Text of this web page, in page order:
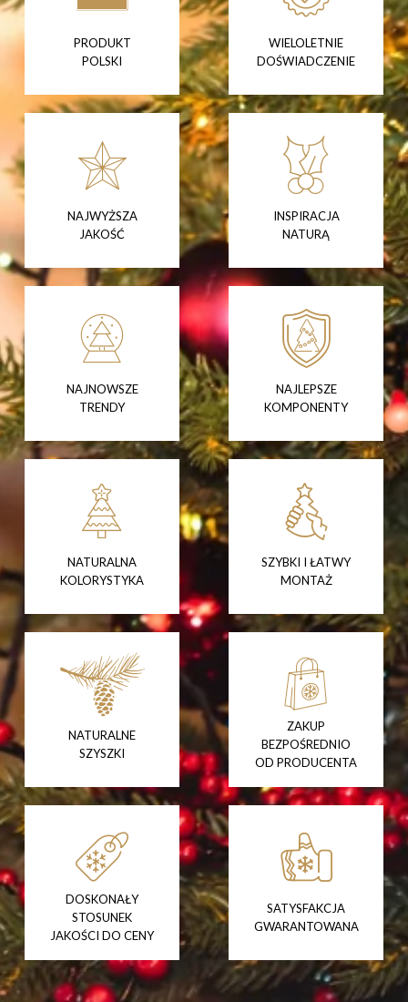
PRODUKT
POLSKI
WIELOLETNIE
DOŚWIADCZENIE
NAJWYŻSZA
JAKOŚĆ
INSPIRACJA
NATURĄ
NAJNOWSZE
TRENDY
NAJLEPSZE
KOMPONENTY
NATURALNA
KOLORYSTYKA
SZYBKI I ŁATWY
MONTAŻ
NATURALNE
SZYSZKI
ZAKUP
BEZPOŚREDNIO
OD PRODUCENTA
DOSKONAŁY
STOSUNEK
JAKOŚCI DO CENY
SATYSFAKCJA
GWARANTOWANA